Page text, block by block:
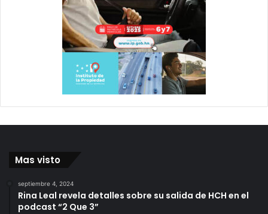
Mas visto
septiembre 4, 2024
Rina Leal revela detalles sobre su salida de HCH en el
podcast “2 Que 3”